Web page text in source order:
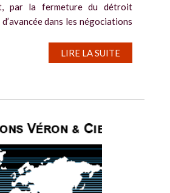
par la fermeture du détroit
d’avancée dans les négociations
LIRE LA SUITE